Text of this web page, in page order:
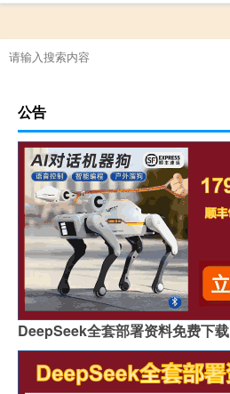
公告
DeepSeek全套部署资料免费下载